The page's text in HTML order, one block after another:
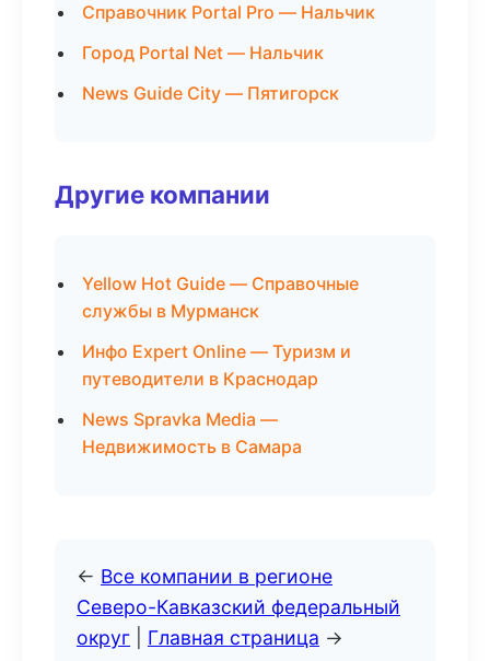
Справочник Portal Pro — Нальчик
Город Portal Net — Нальчик
News Guide City — Пятигорск
Другие компании
Yellow Hot Guide — Справочные
службы в Мурманск
Инфо Expert Online — Туризм и
путеводители в Краснодар
News Spravka Media —
Недвижимость в Самара
← Все компании в регионе
Северо-Кавказский федеральный
округ
Главная страница →